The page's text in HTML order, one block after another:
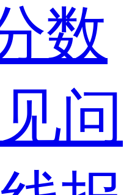
数
问